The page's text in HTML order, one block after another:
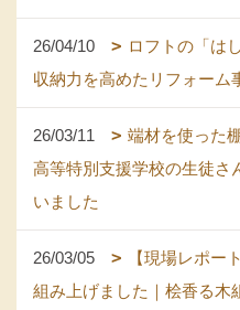
26/04/10
ロフトの「は
収納力を高めたリフォーム
26/03/11
端材を使った
高等特別支援学校の生徒さ
いました
26/03/05
【現場レポー
組み上げました｜桧香る木